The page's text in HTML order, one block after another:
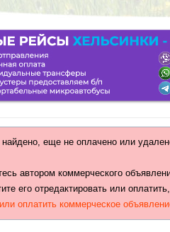
еще не оплачено или
автором коммерческого
его отредактировать или
оплатить коммерческое